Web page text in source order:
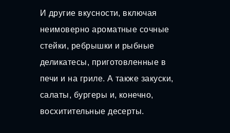
И другие вкусности, включая
неимоверно ароматные сочные
стейки, ребрышки и рыбные
деликатесы, приготовленные в
печи и на гриле. А также закуски,
салаты, бургеры и, конечно,
восхитительные десерты.